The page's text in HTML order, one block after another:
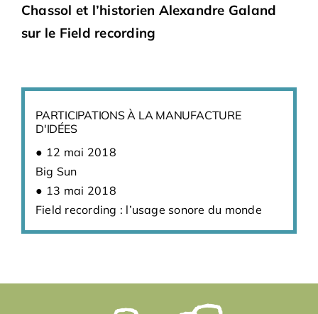
Chassol et l’historien Alexandre Galand
sur le Field recording
PARTICIPATIONS À LA MANUFACTURE
D'IDÉES
12 mai 2018
Big Sun
13 mai 2018
Field recording : l’usage sonore du monde